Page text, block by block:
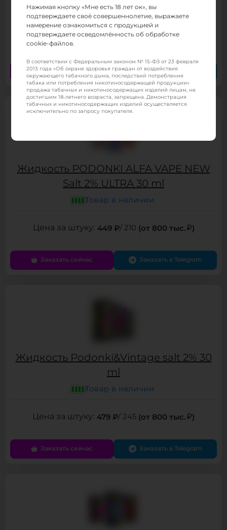
Товар в наличии
449 ₽/ 210(от 800 тыс.
Заказать сейчас Заказать в Telegram
Жидкость PODONKI ALFA VAPE NEW
Salt 2% ULTRA 30 ml
Товар в наличии
449 ₽/ 210 (от 800 тыс. )
Заказать сейчас Заказать в Telegram
Жидкость Podonki&Vintage salt 2% 30
ml
Товар в наличии
479 ₽/ 245 (от 800 тыс. )
Заказать сейчас Заказать в Telegram
Нажимая кнопку «Мне есть 18 лет ок», вы
подтверждаете своё совершеннолетие, выражаете
намерение ознакомиться с продукцией и
подтверждаете осведомлённость об обработке
cookie-файлов.
В соответствии с Федеральным законом № 15-ФЗ от 23 февраля
2013 года «Об охране здоровья граждан от воздействия
окружающего табачного дыма, последствий потребления
табака или потребления никотиносодержащей продукции»
продажа табачных и никотиносодержащих изделий лицам, не
достигшим 18-летнего возраста, запрещена. Демонстрация
табачных и никотиносодержащих изделий осуществляется
исключительно по запросу покупателя.